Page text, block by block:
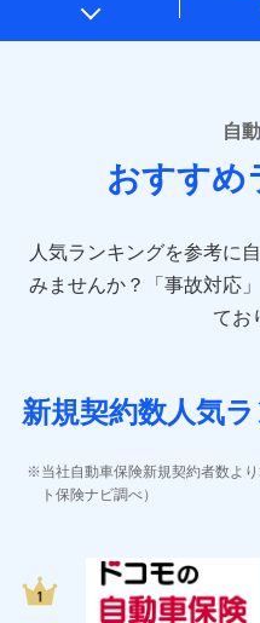
* 当社が委託を受けている
ームページに掲載しており
あいおいニッセイ同和損
(https://
アクサ損害保険株式会
direct.co.jp/)
sompo.co.jp/)
東京海上ダイレクト損害
AIG損害保険株式会社
ジェイアイ傷害火災保険
ソニー損害保険株式会社
(https://
ＳＯＭＰＯダイレクト損
(https://www.sompo-
自
おすすめ
人気ランキングを参考に
みませんか？
「事故対応
てお
新規契約数人気
当社自動車保険新規契約者数よ
ト保険ナビ調べ）